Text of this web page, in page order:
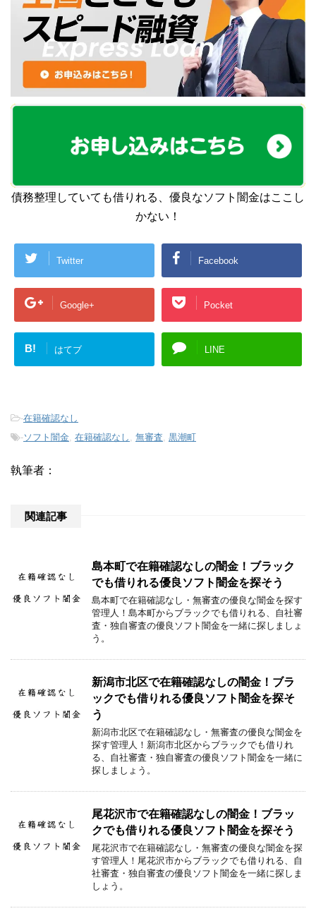
債務整理していても借りれる、優良なソフト闇金はここし
かない！
Twitter Facebook
Google+ Pocket
B! はてブ LINE
-在籍確認なし
-ソフト闇金, 在籍確認なし , 無審査, 黒潮町
執筆者：
関連記事
島本町で在籍確認なしの闇金！ブラック
でも借りれる優良ソフト闇金を探そう
島本町で在籍確認なし・無審査の優良な闇金を探す
管理人！島本町からブラックでも借りれる、自社審
査・独自審査の優良ソフト闇金を一緒に探しましょ
う。
新潟市北区で在籍確認なしの闇金！ブラ
ックでも借りれる優良ソフト闇金を探そ
う
新潟市北区で在籍確認なし・無審査の優良な闇金を
探す管理人！新潟市北区からブラックでも借りれ
る、自社審査・独自審査の優良ソフト闇金を一緒に
探しましょう。
尾花沢市で在籍確認なしの闇金！ブラッ
クでも借りれる優良ソフト闇金を探そう
尾花沢市で在籍確認なし・無審査の優良な闇金を探
す管理人！尾花沢市からブラックでも借りれる、自
社審査・独自審査の優良ソフト闇金を一緒に探しま
しょう。